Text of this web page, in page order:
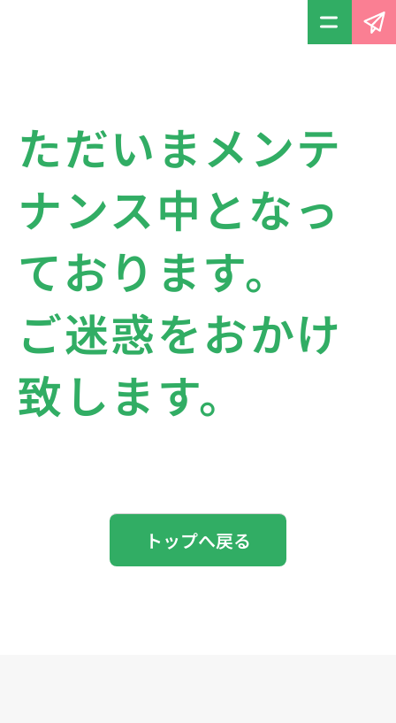
ただいまメンテ
ナンス中となっ
ております。
ご迷惑をおかけ
致します。
トップへ戻る